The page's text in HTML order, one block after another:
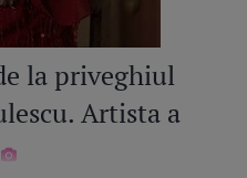
la priveghiul
Artista a